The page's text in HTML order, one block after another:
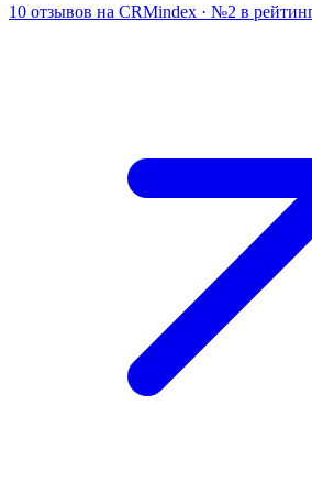
10 отзывов на CRMindex · №2 в